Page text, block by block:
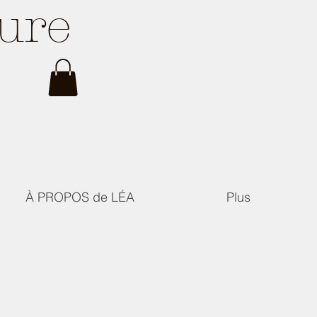
À PROPOS de LÉA Plus